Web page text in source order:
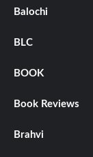
Balochi
BLC
BOOK
Book Reviews
Brahvi